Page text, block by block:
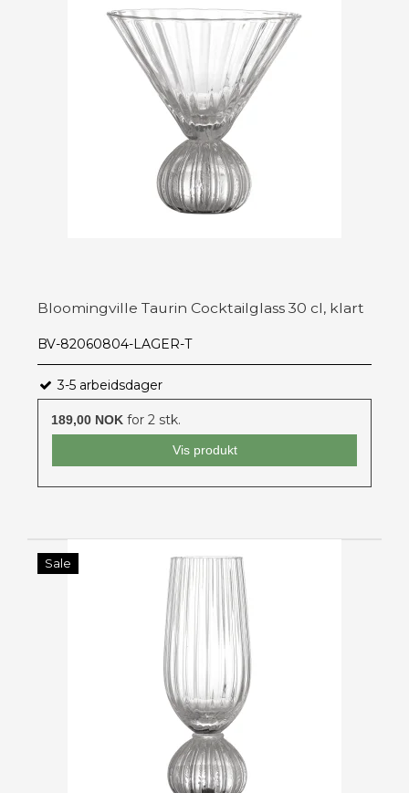
Bloomingville Taurin Cocktailglass 30 cl, klart
BV-82060804-LAGER-T
3-5 arbeidsdager
189,00 NOK for 2 stk.
Vis produkt
Sale